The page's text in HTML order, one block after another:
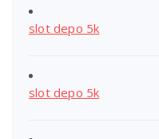
slot depo 5k
slot depo 5k